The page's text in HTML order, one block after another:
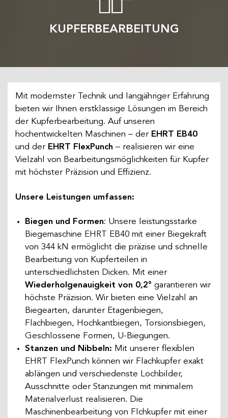
KUPFERBEARBEITUNG
Mit modernster Technik und langjähriger Erfahrung
bieten wir Ihnen erstklassige Lösungen im Bereich
der Kupferbearbeitung. Auf unseren
hochentwickelten Maschinen – der EHRT EB40
und der EHRT FlexPunch – realisieren wir eine
Vielzahl von Bearbeitungsmöglichkeiten für Kupfer
mit höchster Präzision und Effizienz.
Unsere Leistungen umfassen:
Biegen und Formen: Unsere leistungsstarke
Biegemaschine EHRT EB40 mit einer Biegekraft
von 344 kN ermöglicht die präzise und schnelle
Bearbeitung von Kupferteilen in
unterschiedlichsten Dicken. Mit einer
Wiederholgenauigkeit von 0,2° garantieren wir
höchste Präzision. Wir bieten eine Vielzahl an
Biegearten, darunter Etagenbiegen,
Flachbiegen, Hochkantbiegen, Torsionsbiegen,
Geschlossene Formen, U-Biegungen.
Stanzen und Nibbeln: Mit unserer flexiblen
EHRT FlexPunch können wir Flachkupfer exakt
ablängen und verschiedenste Lochbilder,
Ausschnitte oder Stanzungen mit minimalem
Materialverlust realisieren. Die
Maschinenbearbeitung von Flchkupfer mit einer